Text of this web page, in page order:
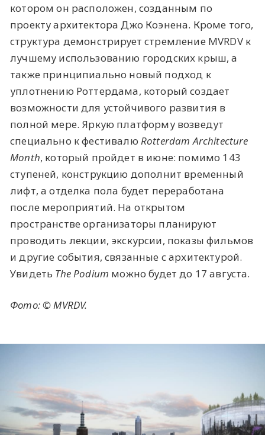
котором он расположен, созданным по
проекту архитектора Джо Коэнена. Кроме того,
структура демонстрирует стремление MVRDV к
лучшему использованию городских крыш, а
также принципиально новый подход к
уплотнению Роттердама, который создает
возможности для устойчивого развития в
полной мере. Яркую платформу возведут
специально к фестивалю Rotterdam Architecture
Month, который пройдет в июне: помимо 143
ступеней, конструкцию дополнит временный
лифт, а отделка пола будет переработана
после мероприятий. На открытом
пространстве организаторы планируют
проводить лекции, экскурсии, показы фильмов
и другие события, связанные с архитектурой.
Увидеть The Podium можно будет до 17 августа.
Фото: © MVRDV.